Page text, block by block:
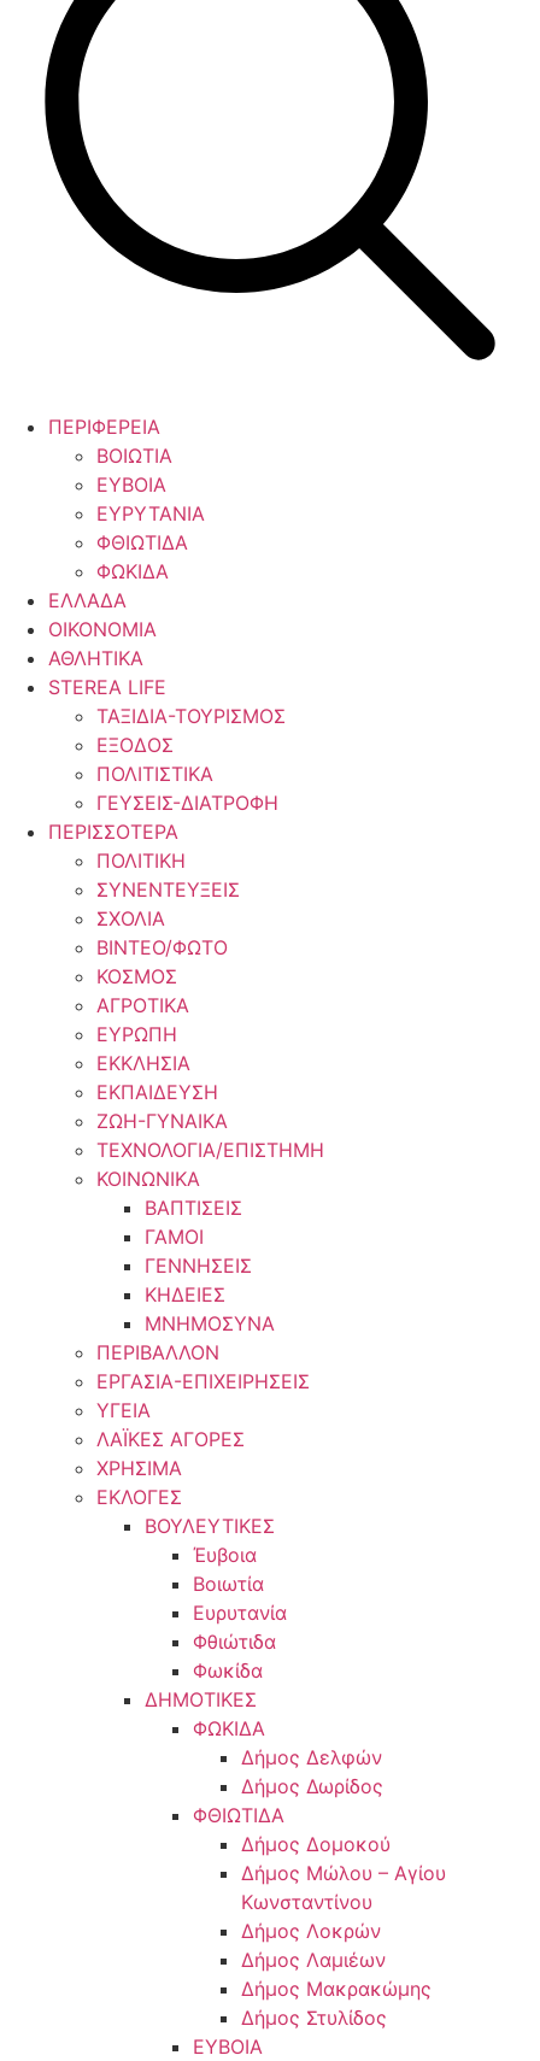
ΠΕΡΙΦΕΡΕΙΑ
ΒΟΙΩΤΙΑ
ΕΥΒΟΙΑ
ΕΥΡΥΤΑΝΙΑ
ΦΘΙΩΤΙΔΑ
ΦΩΚΙΔΑ
ΕΛΛΑΔΑ
ΟΙΚΟΝΟΜΙΑ
ΑΘΛΗΤΙΚΑ
STEREA LIFE
ΤΑΞΙΔΙΑ-ΤΟΥΡΙΣΜΟΣ
ΕΞΟΔΟΣ
ΠΟΛΙΤΙΣΤΙΚΑ
ΓΕΥΣΕΙΣ-ΔΙΑΤΡΟΦΗ
ΠΕΡΙΣΣΟΤΕΡΑ
ΠΟΛΙΤΙΚΗ
ΣΥΝΕΝΤΕΥΞΕΙΣ
ΣΧΟΛΙΑ
ΒΙΝΤΕΟ/ΦΩΤΟ
ΚΟΣΜΟΣ
ΑΓΡΟΤΙΚΑ
ΕΥΡΩΠΗ
ΕΚΚΛΗΣΙΑ
ΕΚΠΑΙΔΕΥΣΗ
ΖΩΗ-ΓΥΝΑΙΚΑ
ΤΕΧΝΟΛΟΓΙΑ/ΕΠΙΣΤΗΜΗ
ΚΟΙΝΩΝΙΚΑ
ΒΑΠΤΙΣΕΙΣ
ΓΑΜΟΙ
ΓΕΝΝΗΣΕΙΣ
ΚΗΔΕΙΕΣ
ΜΝΗΜΟΣΥΝΑ
ΠΕΡΙΒΑΛΛΟΝ
ΕΡΓΑΣΙΑ-ΕΠΙΧΕΙΡΗΣΕΙΣ
ΥΓΕΙΑ
ΛΑΪΚΕΣ ΑΓΟΡΕΣ
ΧΡΗΣΙΜΑ
ΕΚΛΟΓΕΣ
ΒΟΥΛΕΥΤΙΚΕΣ
Έυβοια
Βοιωτία
Ευρυτανία
Φθιώτιδα
Φωκίδα
ΔΗΜΟΤΙΚΕΣ
ΦΩΚΙΔΑ
Δήμος Δελφών
Δήμος Δωρίδος
ΦΘΙΩΤΙΔΑ
Δήμος Δομοκού
Δήμος Μώλου – Αγίου
Κωνσταντίνου
Δήμος Λοκρών
Δήμος Λαμιέων
Δήμος Μακρακώμης
Δήμος Στυλίδος
ΕΥΒΟΙΑ